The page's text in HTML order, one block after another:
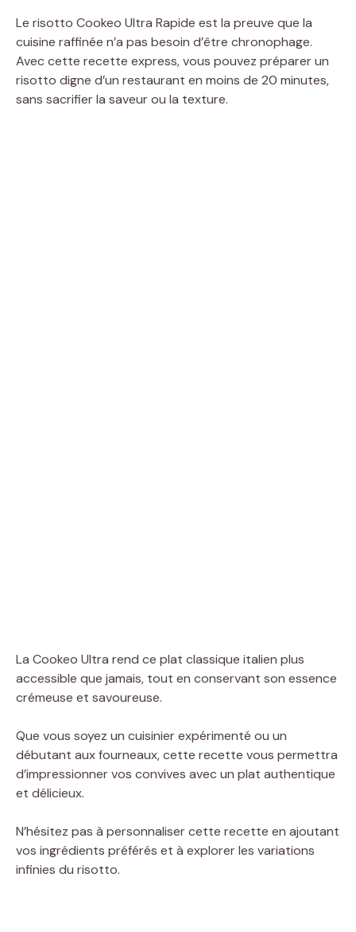
Le risotto Cookeo Ultra Rapide est la preuve que la
cuisine raffinée n’a pas besoin d’être chronophage.
Avec cette recette express, vous pouvez préparer un
risotto digne d’un restaurant en moins de 20 minutes,
sans sacrifier la saveur ou la texture.
La Cookeo Ultra rend ce plat classique italien plus
accessible que jamais, tout en conservant son essence
crémeuse et savoureuse.
Que vous soyez un cuisinier expérimenté ou un
débutant aux fourneaux, cette recette vous permettra
d’impressionner vos convives avec un plat authentique
et délicieux.
N’hésitez pas à personnaliser cette recette en ajoutant
vos ingrédients préférés et à explorer les variations
infinies du risotto.